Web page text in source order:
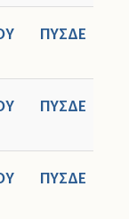
ΠΥΣΔΕ
ΠΥΣΔΕ
ΠΥΣΔΕ